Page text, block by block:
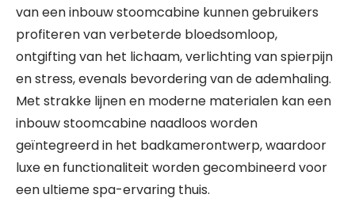
van een inbouw stoomcabine kunnen gebruikers
profiteren van verbeterde bloedsomloop,
ontgifting van het lichaam, verlichting van spierpijn
en stress, evenals bevordering van de ademhaling.
Met strakke lijnen en moderne materialen kan een
inbouw stoomcabine naadloos worden
geïntegreerd in het badkamerontwerp, waardoor
luxe en functionaliteit worden gecombineerd voor
een ultieme spa-ervaring thuis.